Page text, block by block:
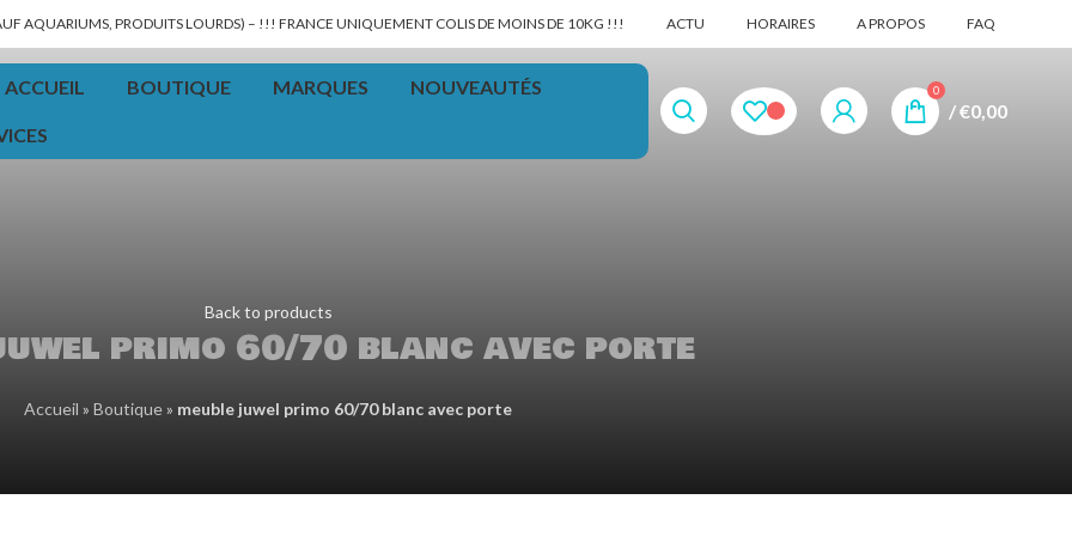
AQUARIUMS, PRODUITS LOURDS) – !!! FRANCE UNIQUEMENT COLIS DE MOINS DE 10KG !!! ACTU HORAIRES A PROPOS FAQ
ACCUEIL BOUTIQUE MARQUES NOUVEAUTÉS 0
/€0,00
Back to products
primo 60/70 blanc avec porte
Accueil » Boutique» meuble juwel primo 60/70 blanc avec porte